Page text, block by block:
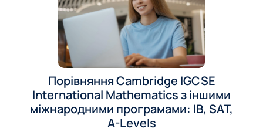
Порівняння Cambridge IGCSE
International Mathematics з іншими
міжнародними програмами: IB, SAT,
A-Levels